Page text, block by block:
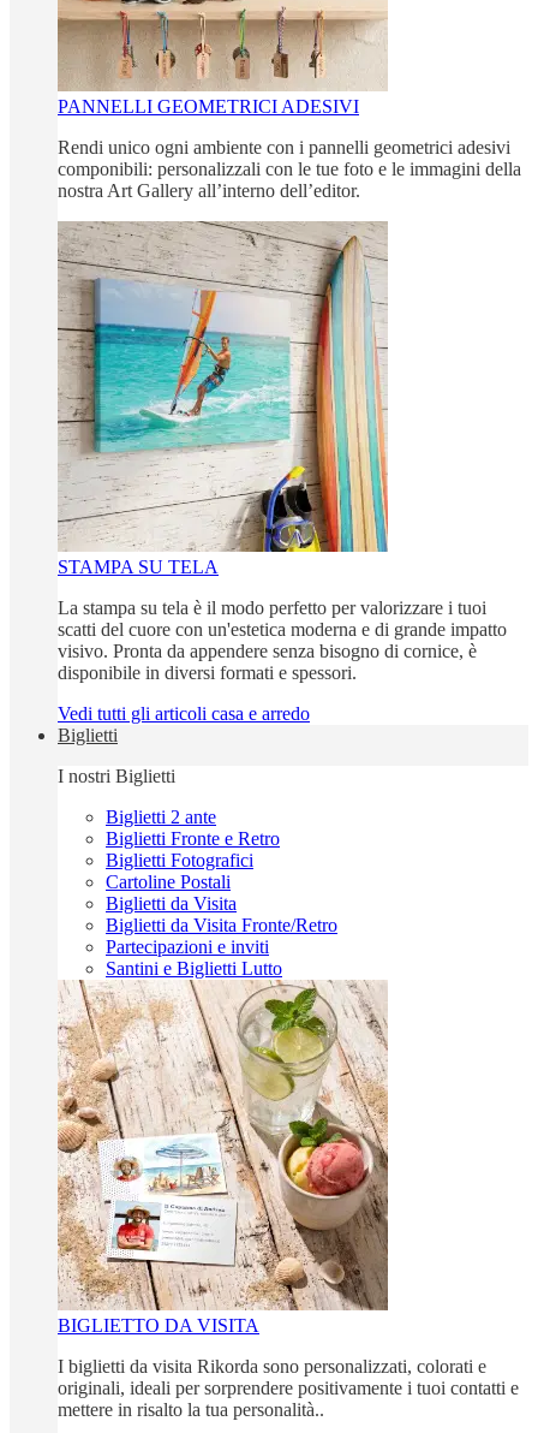
PANNELLI GEOMETRICI ADESIVI
Rendi unico ogni ambiente con i pannelli geometrici adesivi
componibili: personalizzali con le tue foto e le immagini della
nostra Art Gallery all’interno dell’editor.
STAMPA SU TELA
La stampa su tela è il modo perfetto per valorizzare i tuoi
scatti del cuore con un'estetica moderna e di grande impatto
visivo. Pronta da appendere senza bisogno di cornice, è
disponibile in diversi formati e spessori.
Vedi tutti gli articoli casa e arredo
Biglietti
I nostri Biglietti
Biglietti 2 ante
Biglietti Fronte e Retro
Biglietti Fotografici
Cartoline Postali
Biglietti da Visita
Biglietti da Visita Fronte/Retro
Partecipazioni e inviti
Santini e Biglietti Lutto
BIGLIETTO DA VISITA
I biglietti da visita Rikorda sono personalizzati, colorati e
originali, ideali per sorprendere positivamente i tuoi contatti e
mettere in risalto la tua personalità..